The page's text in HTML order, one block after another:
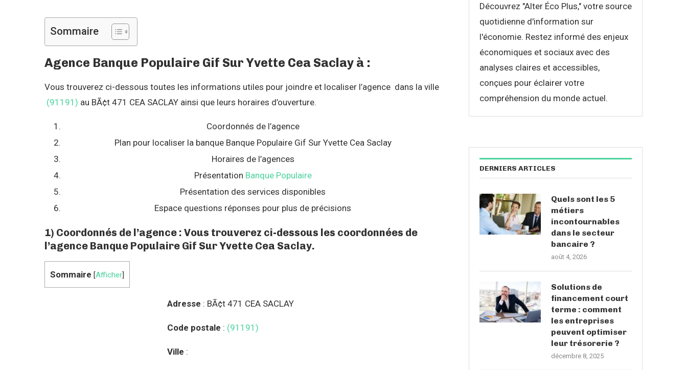
Sommaire
Agence Banque Populaire Gif Sur Yvette Cea Saclay à :
Vous trouverez ci-dessous toutes les informations utiles pour joindre et localiser l’agence dans la ville
(91191) au BÃ¢t 471 CEA SACLAY ainsi que leurs horaires d’ouverture.
Coordonnés de l’agence
Plan pour localiser la banque Banque Populaire Gif Sur Yvette Cea Saclay
Horaires de l’agences
Présentation Banque Populaire
Présentation des services disponibles
Espace questions réponses pour plus de précisions
1) Coordonnés de l’agence : Vous trouverez ci-dessous les coordonnées de
l’agence Banque Populaire Gif Sur Yvette Cea Saclay.
Sommaire [Afficher]
Adresse : BÃ¢t 471 CEA SACLAY
Code postale : (91191)
Ville :
Découvrez "Alter Éco Plus," votre source
quotidienne d'information sur
l'économie. Restez informé des enjeux
économiques et sociaux avec des
analyses claires et accessibles,
conçues pour éclairer votre
compréhension du monde actuel.
DERNIERS ARTICLES
Quels sont les 5
métiers
incontournables
dans le secteur
bancaire ?
août 4, 2026
Solutions de
financement court
terme : comment
les entreprises
peuvent optimiser
leur trésorerie ?
décembre 8, 2025